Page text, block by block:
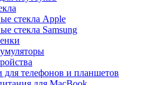
стекла Apple
стекла Samsung
для телефонов и планшетов